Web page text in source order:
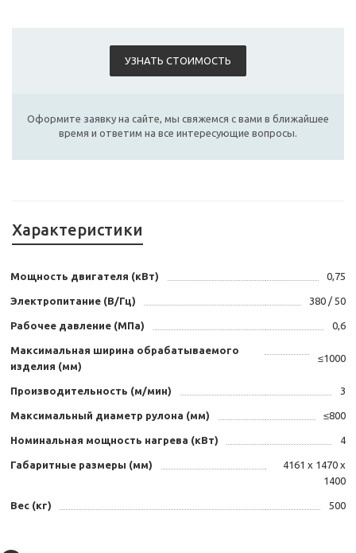
УЗНАТЬ СТОИМОСТЬ
Оформите заявку на сайте, мы свяжемся с вами в ближайшее
время и ответим на все интересующие вопросы.
Характеристики
Мощность двигателя (кВт) 0,75
Электропитание (В/Гц) 380 / 50
Рабочее давление (МПа) 0,6
Максимальная ширина обрабатываемого
изделия (мм)
≤1000
Производительность (м/мин) 3
Максимальный диаметр рулона (мм) ≤800
Номинальная мощность нагрева (кВт) 4
Габаритные размеры (мм)
4161 х 1470 х
1400
Вес (кг) 500